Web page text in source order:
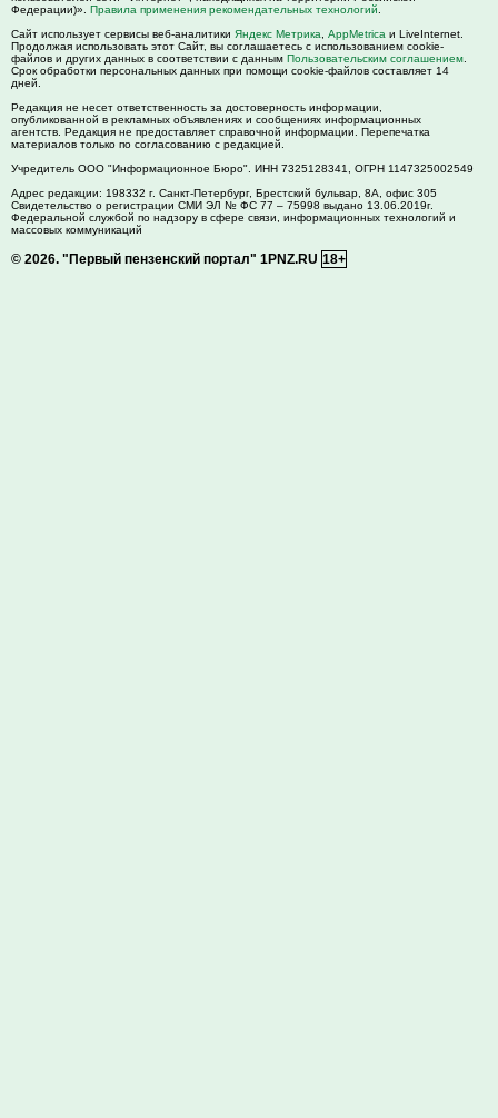
Федерации)». Правила применения рекомендательных технологий
Сайт использует сервисы веб-аналитики Яндекс Метрика AppMetrica и LiveInternet.
Продолжая использовать этот Сайт, вы соглашаетесь с использованием cookie-
файлов и других данных в соответствии с данным Пользовательским соглашением
Срок обработки персональных данных при помощи cookie-файлов составляет 14
дней.
Редакция не несет ответственность за достоверность информации,
опубликованной в рекламных объявлениях и сообщениях информационных
агентств. Редакция не предоставляет справочной информации. Перепечатка
материалов только по согласованию с редакцией.
Учредитель ООО "Информационное Бюро". ИНН 7325128341, ОГРН 1147325002549
Адрес редакции: 198332 г. Санкт-Петербург, Брестский бульвар, 8А, офис 305
Свидетельство о регистрации СМИ ЭЛ № ФС 77 – 75998 выдано 13.06.2019г.
Федеральной службой по надзору в сфере связи, информационных технологий и
массовых коммуникаций
© 2026. "Первый пензенский портал" 1PNZ.RU 18+